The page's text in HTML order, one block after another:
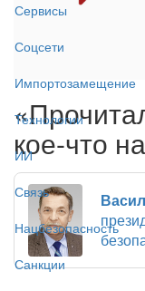
Сервисы
Соцсети
Импортозамещение
Технологии
ИИ
Связь
Нацбезопасность
Санкции
кое-что